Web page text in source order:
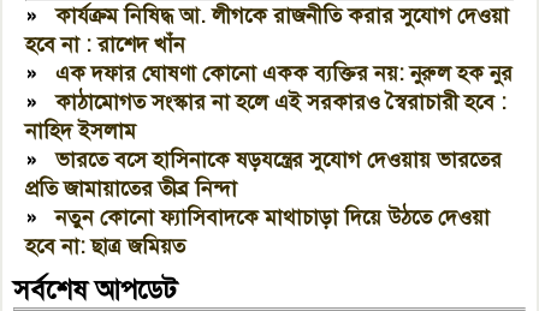
»কার্যক্রম নিষিদ্ধ আ. লীগকে রাজনীতি করার সুযোগ দেওয়া
হবে না : রাশেদ খাঁন
»এক দফার ঘোষণা কোনো একক ব্যক্তির নয়: নুরুল হক নুর
»কাঠামোগত সংস্কার না হলে এই সরকারও স্বৈরাচারী হবে :
নাহিদ ইসলাম
»ভারতে বসে হাসিনাকে ষড়যন্ত্রের সুযোগ দেওয়ায় ভারতের
প্রতি জামায়াতের তীব্র নিন্দা
»নতুন কোনো ফ্যাসিবাদকে মাথাচাড়া দিয়ে উঠতে দেওয়া
হবে না: ছাত্র জমিয়ত
সর্বশেষ আপডেট